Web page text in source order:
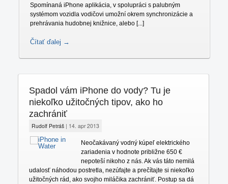
Spomínaná iPhone aplikácia, v spolupráci s palubným
systémom vozidla vodičovi umožní okrem synchronizácie a
prehrávania hudobnej knižnice, alebo [...]
Čítať ďalej →
Spadol vám iPhone do vody? Tu je
niekoľko užitočných tipov, ako ho
zachrániť
Rudolf Petráš| 14. apr 2013
Neočakávaný vodný kúpeľ elektrického
zariadenia v hodnote približne 650 €
nepoteší nikoho z nás. Ak vás táto nemilá
udalosť náhodou postretla, nezúfajte a prečítajte si niekoľko
užitočných rád, ako svojho miláčika zachrániť. Postup sa dá